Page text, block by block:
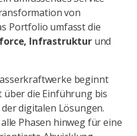
von
Portfolio umfasst die
Infrastrukturund
beginnt
die Einführung bis
digitalen Lösungen.
Phasen hinweg für eine